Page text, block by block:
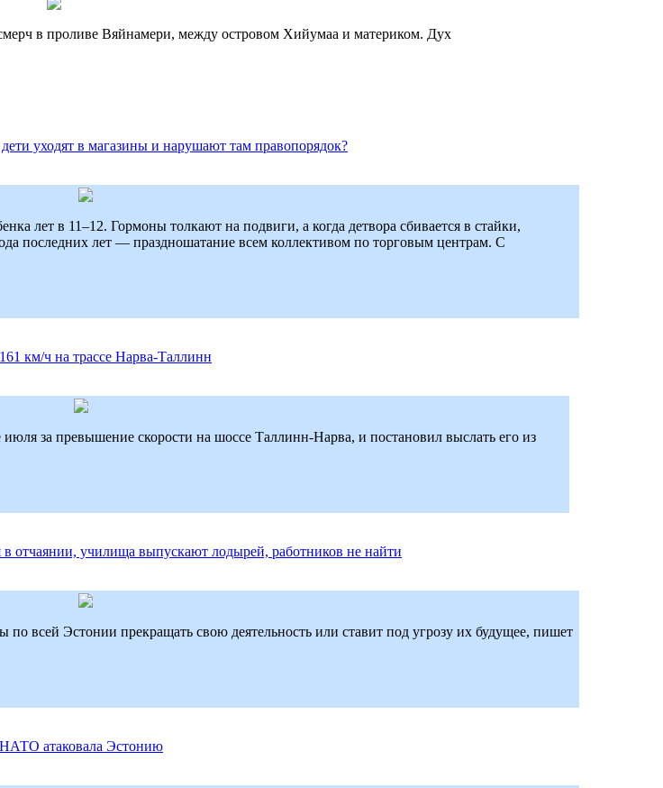
в проливе Вяйнамери, между островом Хийумаа и материком. Дух
уходят в магазины и нарушают там правопорядок?
лет в 11–12. Гормоны толкают на подвиги, а когда детвора сбивается в стайки,
последних лет — праздношатание всем коллективом по торговым центрам. С
км/ч на трассе Нарва-Таллинн
за превышение скорости на шоссе Таллинн-Нарва, и постановил выслать его из
отчаянии, училища выпускают лодырей, работников не найти
по всей Эстонии прекращать свою деятельность или ставит под угрозу их будущее, пишет
НАТО атаковала Эстонию